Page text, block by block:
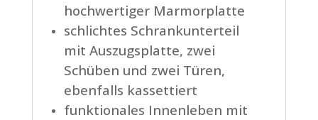
hochwertiger Marmorplatte
schlichtes Schrankunterteil
mit Auszugsplatte, zwei
Schüben und zwei Türen,
ebenfalls kassettiert
funktionales Innenleben mit